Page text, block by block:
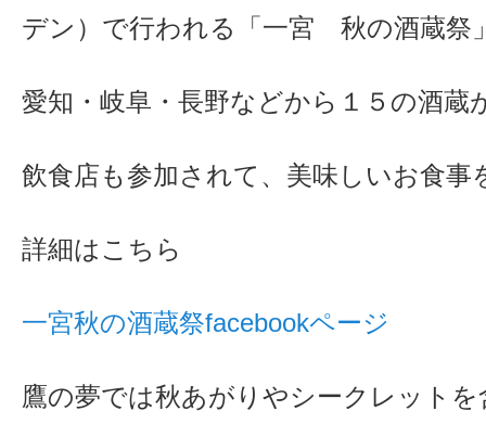
デン）で行われる「一宮 秋の酒蔵祭
愛知・岐阜・長野などから１５の酒蔵
飲食店も参加されて、美味しいお食事
詳細はこちら
一宮秋の酒蔵祭facebookページ
鷹の夢では秋あがりやシークレット